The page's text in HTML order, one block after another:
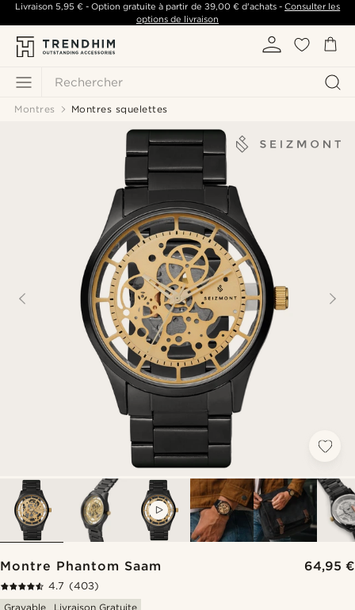
Rechercher
Livraison 5,95 €- Option gratuite à partir de 39,00 €d'achats -Consulter les
options de livraison
Montres Montres squelettes
Montre Phantom Saam 64,95 €
4.7 (403)
Gravable
Livraison Gratuite